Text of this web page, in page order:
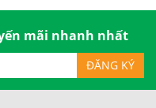
mãi nhanh nhất